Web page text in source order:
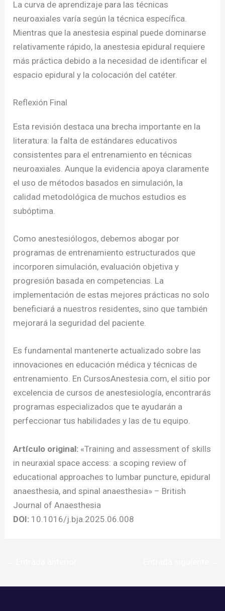
La curva de aprendizaje para las técnicas
neuroaxiales varía según la técnica específica.
Mientras que la anestesia espinal puede dominarse
relativamente rápido, la anestesia epidural requiere
más práctica debido a la necesidad de identificar el
espacio epidural y la colocación del catéter.
Reflexión Final
Esta revisión destaca una brecha importante en la
literatura: la falta de estándares educativos
consistentes para el entrenamiento en técnicas
neuroaxiales. Aunque la evidencia apoya claramente
el uso de métodos basados en simulación, la
calidad metodológica de muchos estudios es
subóptima.
Como anestesiólogos, debemos abogar por
programas de entrenamiento estructurados que
incorporen simulación, evaluación objetiva y
progresión basada en competencias. La
implementación de estas mejores prácticas no solo
beneficiará a nuestros residentes, sino que también
mejorará la seguridad del paciente.
Es fundamental mantenerte actualizado sobre las
innovaciones en educación médica y técnicas de
entrenamiento. En CursosAnestesia.com, el sitio por
excelencia de cursos de anestesiología, encontrarás
programas especializados que te ayudarán a
perfeccionar tus habilidades y las de tu equipo.
Artículo original: «Training and assessment of skills
in neuraxial space access: a scoping review of
educational approaches to lumbar puncture, epidural
anaesthesia, and spinal anaesthesia» – British
Journal of Anaesthesia
DOI: 10.1016/j.bja.2025.06.008